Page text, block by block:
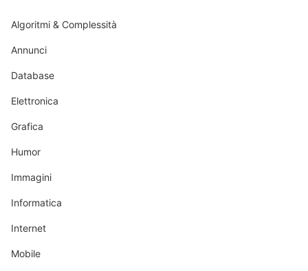
Algoritmi & Complessità
Annunci
Database
Elettronica
Grafica
Humor
Immagini
Informatica
Internet
Mobile